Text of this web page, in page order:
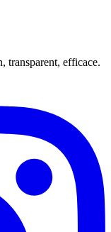
transparent, efficace.